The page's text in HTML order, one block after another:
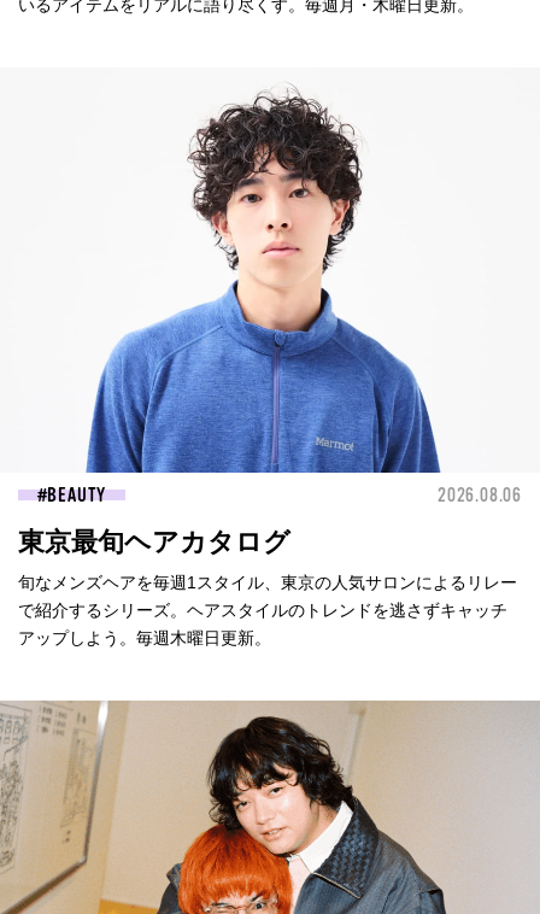
いるアイテムをリアルに語り尽くす。毎週月・木曜日更新。
BEAUTY 2026.08.06
東京最旬ヘアカタログ
旬なメンズヘアを毎週1スタイル、東京の人気サロンによるリレー
で紹介するシリーズ。ヘアスタイルのトレンドを逃さずキャッチ
アップしよう。毎週木曜日更新。